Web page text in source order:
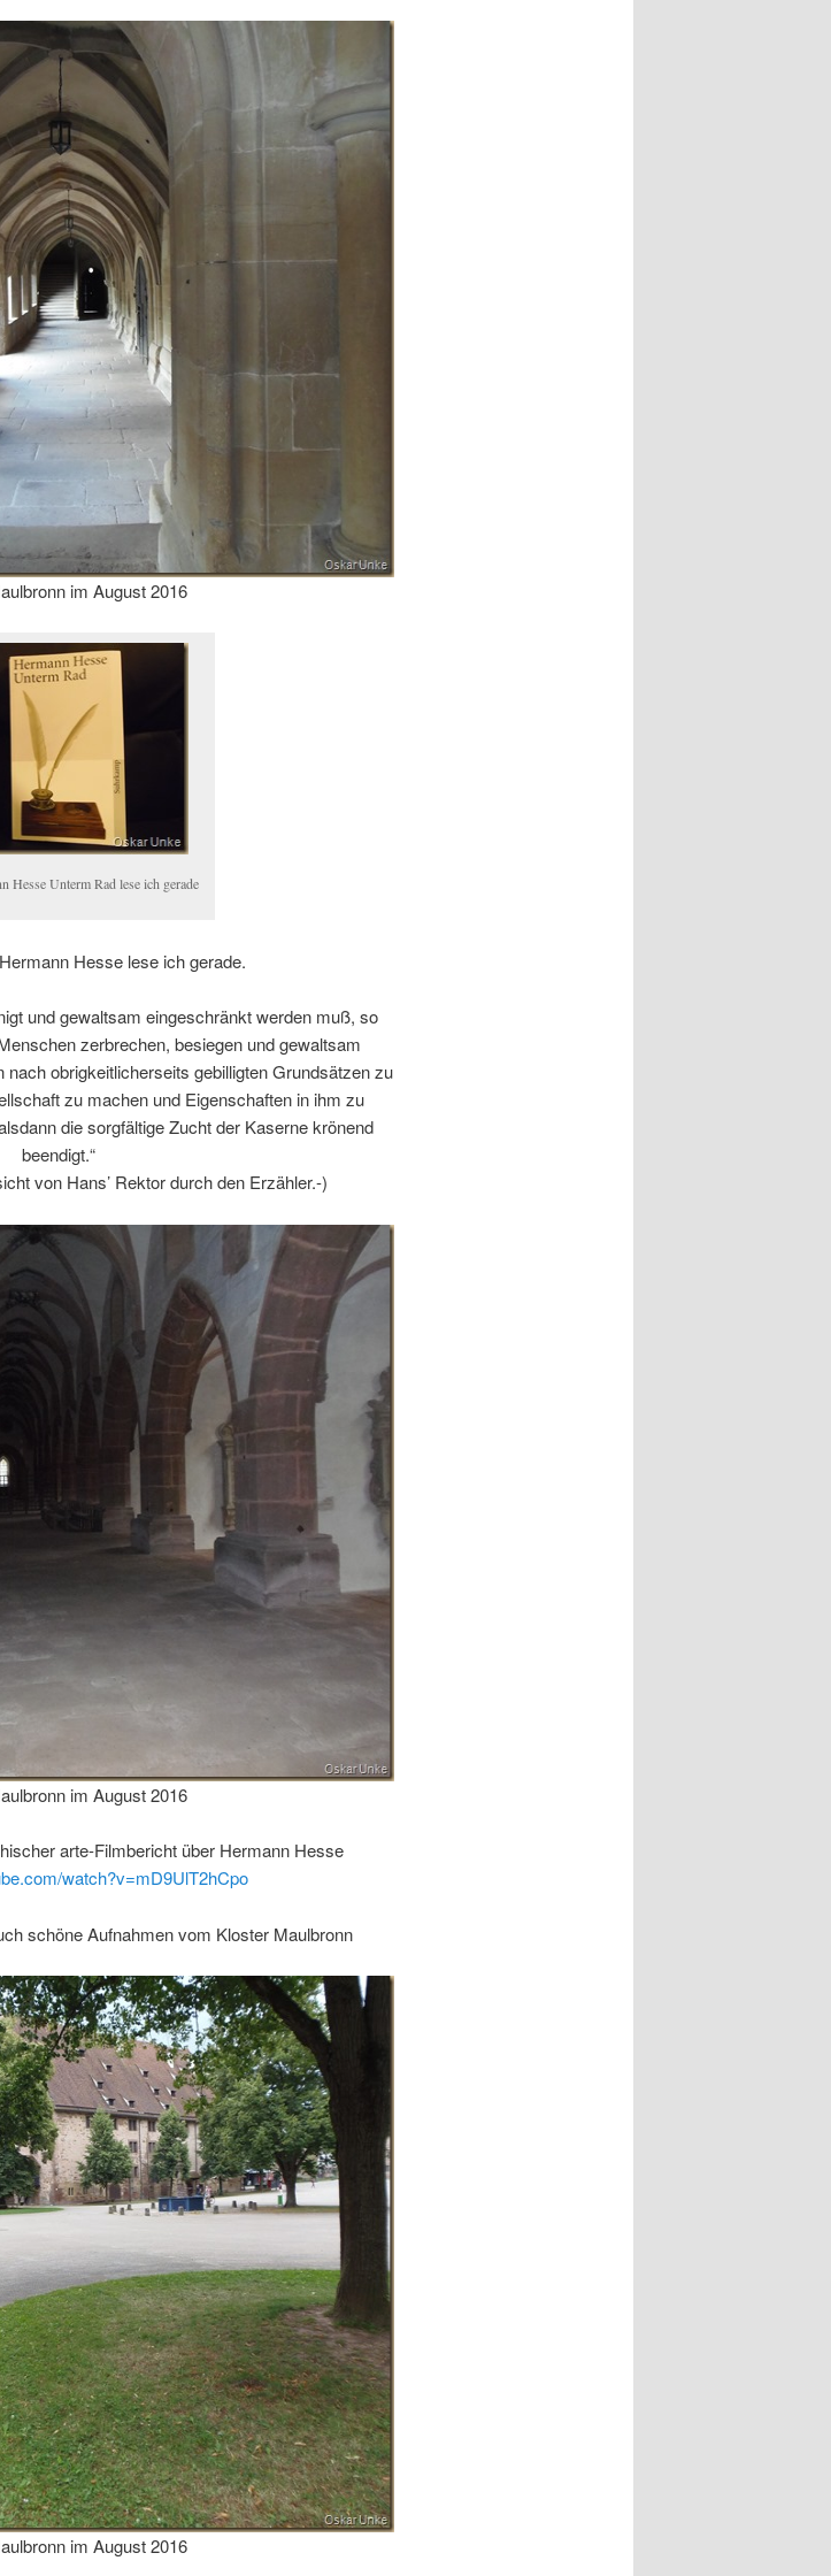
im August 2016
Hesse Unterm Rad lese ich gerade
Hesse lese ich gerade.
und gewaltsam eingeschränkt werden muß, so
zerbrechen, besiegen und gewaltsam
obrigkeitlicherseits gebilligten Grundsätzen zu
zu machen und Eigenschaften in ihm zu
die sorgfältige Zucht der Kaserne krönend
beendigt.“
von Hans’ Rektor durch den Erzähler.-)
im August 2016
arte-Filmbericht über Hermann Hesse
watch?v=mD9UlT2hCpo
schöne Aufnahmen vom Kloster Maulbronn
im August 2016